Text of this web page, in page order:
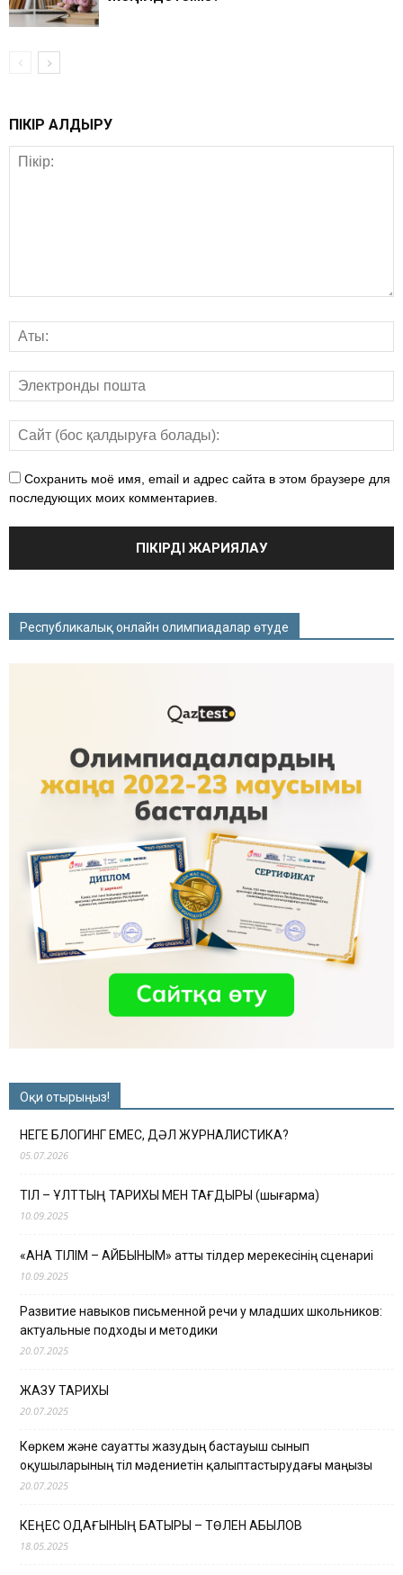
ПІКІР ҚАЛДЫРУ
Сохранить моё имя, email и адрес сайта в этом браузере для
последующих моих комментариев.
Республикалық онлайн олимпиадалар өтуде
Оқи отырыңыз!
НЕГЕ БЛОГИНГ ЕМЕС, ДӘЛ ЖУРНАЛИСТИКА?
05.07.2026
ТІЛ – ҰЛТТЫҢ ТАРИХЫ МЕН ТАҒДЫРЫ (шығарма)
10.09.2025
«АНА ТІЛІМ – АЙБЫНЫМ» атты тілдер мерекесінің сценариі
10.09.2025
Развитие навыков письменной речи у младших школьников:
актуальные подходы и методики
20.07.2025
ЖАЗУ ТАРИХЫ
20.07.2025
Көркем және сауатты жазудың бастауыш сынып
оқушыларының тіл мәдениетін қалыптастырудағы маңызы
20.07.2025
КЕҢЕС ОДАҒЫНЫҢ БАТЫРЫ – ТӨЛЕН ҚАБЫЛОВ
18.05.2025